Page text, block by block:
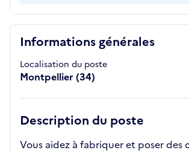
Informations générales
Localisation du poste
Montpellier (34)
Description du poste
Vous aidez à fabriquer et poser des